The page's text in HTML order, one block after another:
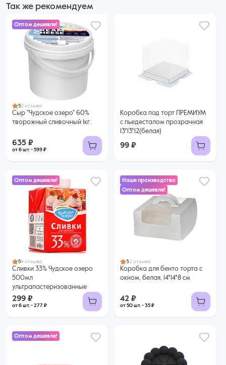
Так же рекомендуем
Оптом дешевле!
52 отзыва
Сыр "Чудское озеро" 60%
творожный сливочный 1кг.
635 ₽
от 6 шт. - 599 ₽
635 ₽
599 ₽ за шт. при заказе от 6 шт.
Купить оптом
Коробка под торт ПРЕМИУМ
с пьедесталом прозрачная
13*13*12(белая)
99 ₽
Оптом дешевле!
54 отзыва
Сливки 33% Чудское озеро
500мл
ультрапастеризованные
299 ₽
от 6 шт. - 277 ₽
299 ₽
277 ₽ за шт. при заказе от 6 шт.
Купить оптом
Наше производство
Оптом дешевле!
32 отзыва
Коробка для бенто торта с
окном, белая, 14*14*8 см
42 ₽
от 50 шт. - 35 ₽
42 ₽
35 ₽ за шт. при заказе от 50 шт.
Купить оптом
Оптом дешевле!